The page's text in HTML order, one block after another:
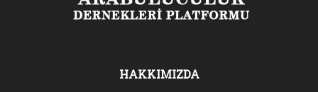
HAKKIMIZDA